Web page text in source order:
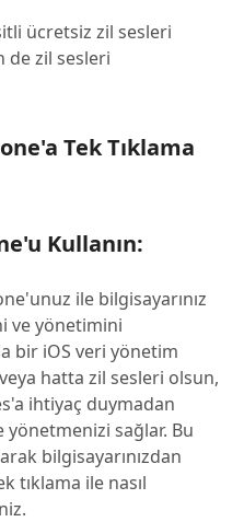
ücretsiz zil sesleri
de zil sesleri
Tek Tıklama
Kullanın:
ile bilgisayarınız
ve yönetimini
bir iOS veri yönetim
hatta zil sesleri olsun,
ihtiyaç duymadan
yönetmenizi sağlar. Bu
bilgisayarınızdan
tıklama ile nasıl